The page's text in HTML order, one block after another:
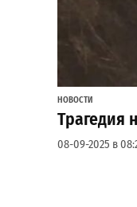
НОВОСТИ
Трагедия
08-09-2025 в